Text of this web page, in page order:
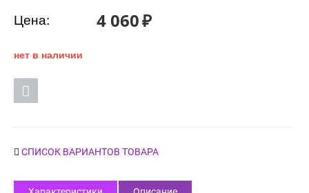
Цена: 4 060₽
нет в наличии
СПИСОК ВАРИАНТОВ ТОВАРА